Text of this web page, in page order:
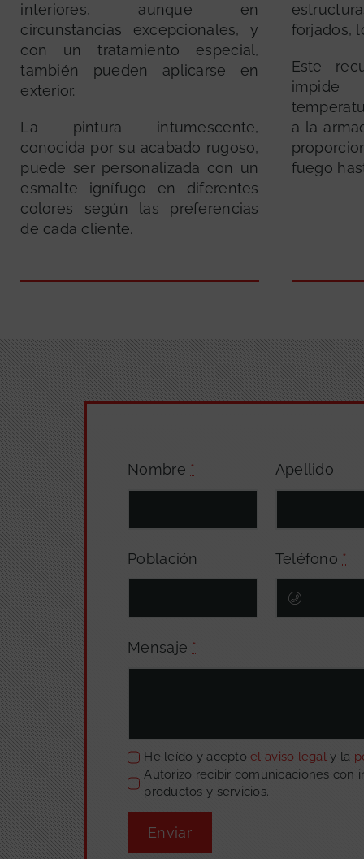
interiores, aunque en
circunstancias excepcionales, y
con un tratamiento especial,
también pueden aplicarse en
exterior.
La pintura intumescente,
conocida por su acabado rugoso,
puede ser personalizada con un
esmalte ignífugo en diferentes
colores según las preferencias
de cada cliente.
forjados,
Este
a la
fuego
Nombre * Apellido
Población Teléfono *
Mensaje *
He leído y aceptoel aviso legaly la
Autorizo recibir comunicaciones con
productos y servicios.
Enviar